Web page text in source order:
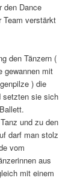
den Dance
Team verstärkt
den Tänzern (
gewannen mit
) die
setzten sie sich
und zu den
darf man stolz
vom
aus
mit einem